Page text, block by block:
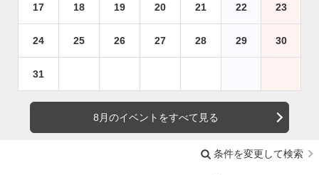
17 18 19 20 21 22 23
24 25 26 27 28 29 30
31
8月のイベントをすべて見る
条件を変更して検索